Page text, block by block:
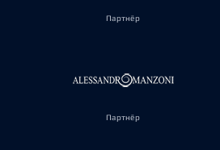
Партнёр
Партнёр